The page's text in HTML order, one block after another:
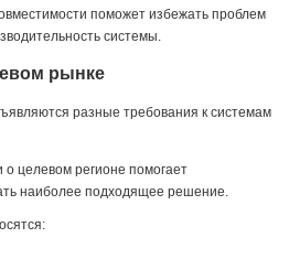
поможет избежать проблем
системы.
рынке
разные требования к системам
целевом регионе помогает
наиболее подходящее решение.